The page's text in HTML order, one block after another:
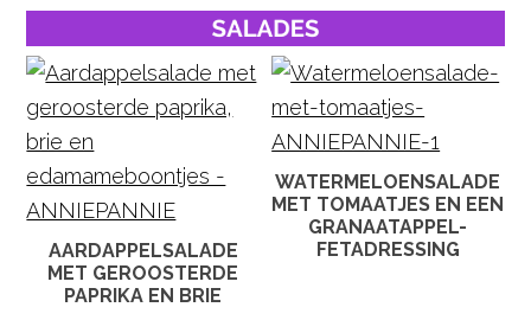
AARDAPPELSALADE
MET GEROOSTERDE
PAPRIKA EN BRIE
WATERMELOENSALADE
MET TOMAATJES EN EEN
GRANAATAPPEL-
FETADRESSING